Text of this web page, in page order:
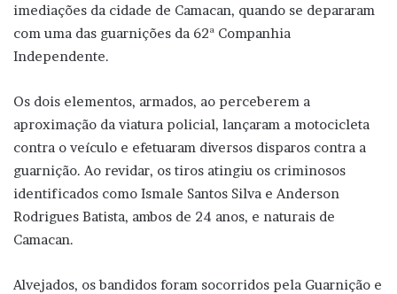
imediações da cidade de Camacan, quando se depararam
com uma das guarnições da 62ª Companhia
Independente.
Os dois elementos, armados, ao perceberem a
aproximação da viatura policial, lançaram a motocicleta
contra o veículo e efetuaram diversos disparos contra a
guarnição. Ao revidar, os tiros atingiu os criminosos
identificados como Ismale Santos Silva e Anderson
Rodrigues Batista, ambos de 24 anos, e naturais de
Camacan.
Alvejados, os bandidos foram socorridos pela Guarnição e